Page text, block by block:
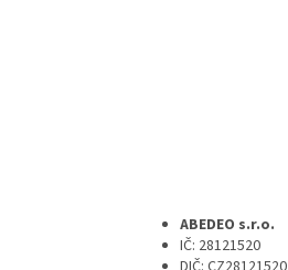
ABEDEO s.r.o.
IČ: 28121520